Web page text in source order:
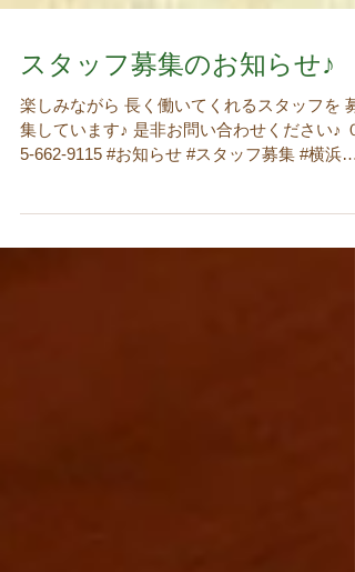
スタッフ募集のお知らせ♪
楽しみながら 長く働いてくれるスタッフを 募
集しています♪ 是非お問い合わせください♪ ０
#YOKOHAMA